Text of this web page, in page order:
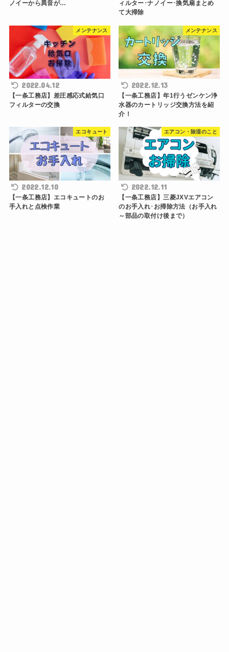
ノイーから異音が…
ィルター･ナノイー･換気扇まとめ
て大掃除
メンテナンス
2022.04.12
【一条工務店】差圧感応式給気口
フィルターの交換
メンテナンス
2022.12.13
【一条工務店】年1行うゼンケン浄
水器のカートリッジ交換方法を紹
介！
エコキュート
2022.12.10
【一条工務店】エコキュートのお
手入れと点検作業
エアコン・除湿のこと
2022.12.11
【一条工務店】三菱JXVエアコン
のお手入れ･お掃除方法（お手入れ
～部品の取付け後まで）